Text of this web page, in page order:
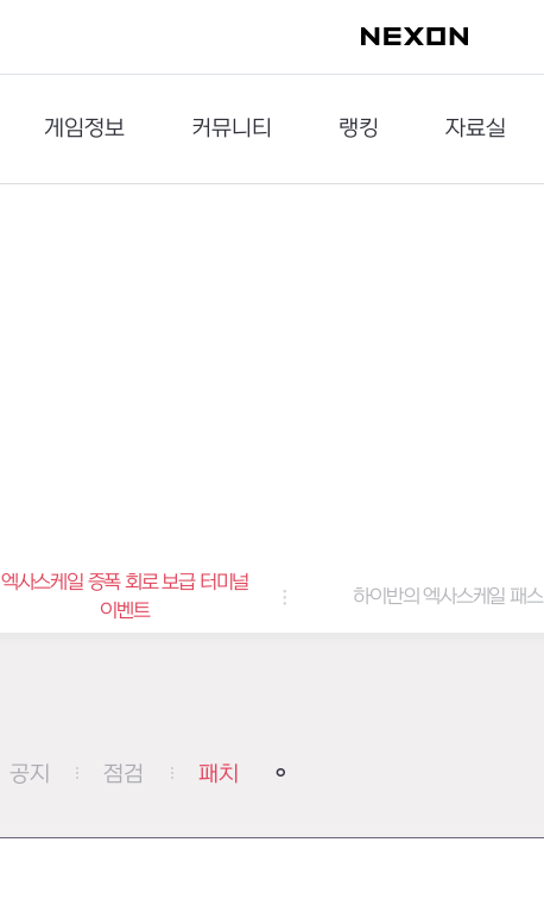
게임정보
세계관
커뮤니티
이슈게시판
랭킹
던전랭킹
자료실
다운로드
엑사스케일 증폭 회로 보급 터미널
이벤트
하이반의 엑사스케일 패스
공지 점검 패치